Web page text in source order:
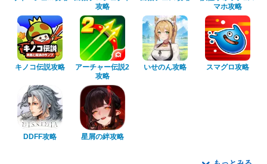
攻略
マホ攻略
キノコ伝説攻略
アーチャー伝説2
攻略
いせのん攻略 スマグロ攻略
DDFF攻略 星屑の絆攻略